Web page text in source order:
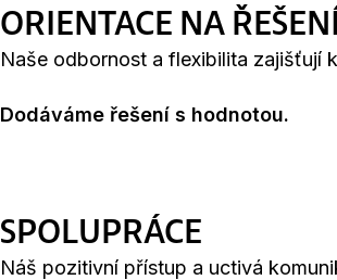
ORIENTACE NA
Naše odbornost a flexibilita zajišťují
Dodáváme řešení s hodnotou.
SPOLUPRÁCE
Náš pozitivní přístup a uctivá